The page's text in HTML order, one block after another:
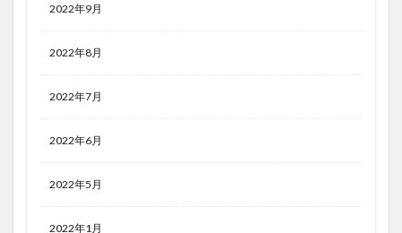
2022年9月
2022年8月
2022年7月
2022年6月
2022年5月
2022年1月